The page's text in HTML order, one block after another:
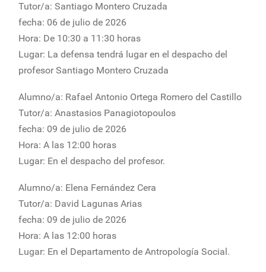
Tutor/a: Santiago Montero Cruzada
fecha: 06 de julio de 2026
Hora: De 10:30 a 11:30 horas
Lugar: La defensa tendrá lugar en el despacho del
profesor Santiago Montero Cruzada
Alumno/a: Rafael Antonio Ortega Romero del Castillo
Tutor/a: Anastasios Panagiotopoulos
fecha: 09 de julio de 2026
Hora: A las 12:00 horas
Lugar: En el despacho del profesor.
Alumno/a: Elena Fernández Cera
Tutor/a: David Lagunas Arias
fecha: 09 de julio de 2026
Hora: A las 12:00 horas
Lugar: En el Departamento de Antropología Social.